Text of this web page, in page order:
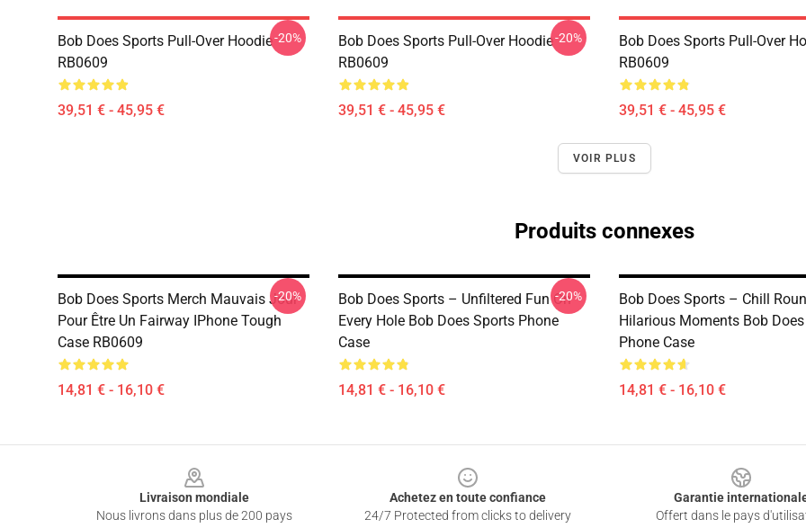
Bob Does Sports Pull-Over Hoodie
RB0609
39,51 € - 45,95 €
-20%
Bob Does Sports Pull-Over Hoodie
RB0609
39,51 € - 45,95 €
-20%
Bob Does Sports Pull-Over
RB0609
39,51 € - 45,95 €
VOIR PLUS
Produits connexes
Bob Does Sports Merch Mauvais Jour
Pour Être Un Fairway IPhone Tough
Case RB0609
14,81 € - 16,10 €
-20%
Bob Does Sports – Unfiltered Fun On
Every Hole Bob Does Sports Phone
Case
14,81 € - 16,10 €
-20%
Bob Does Sports – Chill
Hilarious Moments Bob
Phone Case
14,81 € - 16,10 €
Livraison mondiale
Nous livrons dans plus de 200 pays
Achetez en toute confiance
24/7 Protected from clicks to delivery
Garantie
Offert dans le pays